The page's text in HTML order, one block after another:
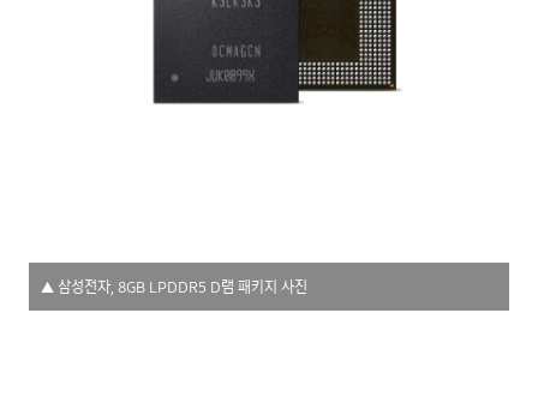
▲ 삼성전자, 8GB LPDDR5 D램 패키지 사진